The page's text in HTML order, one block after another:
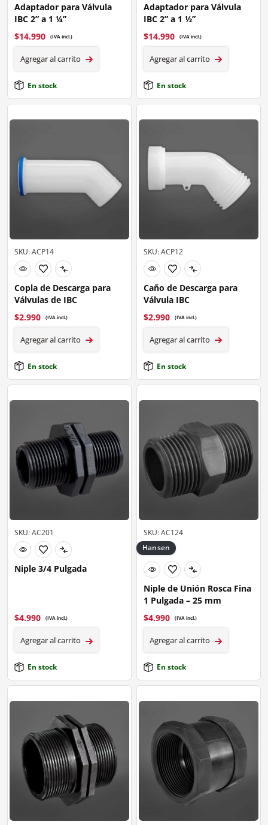
Adaptador para Válvula
IBC 2” a 1 ¼”
$14.990 (IVA incl.)
Agregar al carrito
En stock
Adaptador para Válvula
IBC 2” a 1 ½”
$14.990 (IVA incl.)
Agregar al carrito
En stock
SKU: ACP14
Copla de Descarga para
Válvulas de IBC
$2.990 (IVA incl.)
Agregar al carrito
En stock
SKU: ACP12
Caño de Descarga para
Válvula IBC
$2.990 (IVA incl.)
Agregar al carrito
En stock
SKU: AC201
Niple 3/4 Pulgada
$4.990 (IVA incl.)
Agregar al carrito
En stock
SKU: AC124
Hansen
Niple de Unión Rosca Fina
1 Pulgada – 25 mm
$4.990 (IVA incl.)
Agregar al carrito
En stock